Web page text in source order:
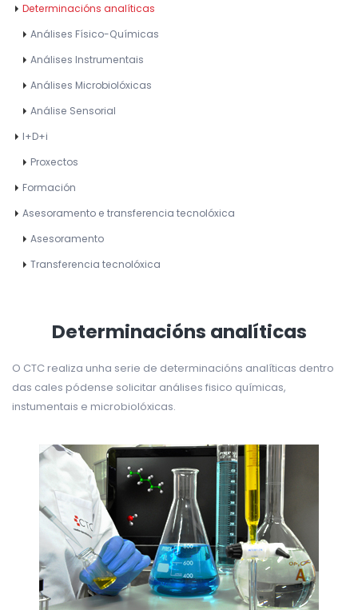
Determinacións analíticas
Análises Físico-Químicas
Análises Instrumentais
Análises Microbiolóxicas
Análise Sensorial
I+D+i
Proxectos
Formación
Asesoramento e transferencia tecnolóxica
Asesoramento
Transferencia tecnolóxica
Determinacións analíticas
O CTC realiza unha serie de determinacións analíticas dentro
das cales pódense solicitar análises fisico químicas,
instumentais e microbiolóxicas.